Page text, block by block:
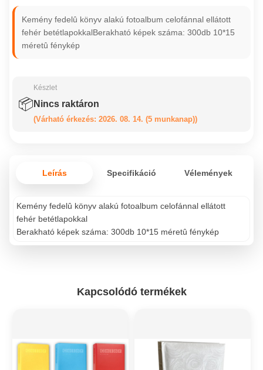
Kemény fedelû könyv alakú fotoalbum celofánnal ellátott
fehér betétlapokkalBerakható képek száma: 300db 10*15
méretû fénykép
📦
Készlet
Nincs raktáron
(Várható érkezés: 2026. 08. 14. (5 munkanap))
Leírás Specifikáció Vélemények
Kemény fedelû könyv alakú fotoalbum celofánnal ellátott
fehér betétlapokkal
Berakható képek száma: 300db 10*15 méretû fénykép
Kapcsolódó termékek